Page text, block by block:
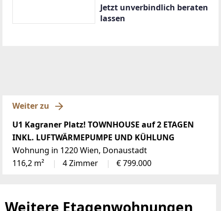
Jetzt unverbindlich beraten
lassen
Weiter zu
U1 Kagraner Platz! TOWNHOUSE auf 2 ETAGEN
INKL. LUFTWÄRMEPUMPE UND KÜHLUNG
Wohnung in 1220 Wien, Donaustadt
116,2 m²
4 Zimmer € 799.000
Weitere Etagenwohnungen